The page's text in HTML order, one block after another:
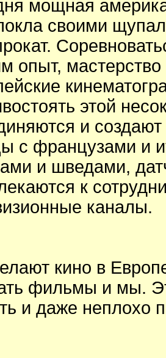
мощная
своими
опыт,
этой
и
с французами и
и шведами,
к
каналы.
кино в
фильмы и мы.
и даже неплохо